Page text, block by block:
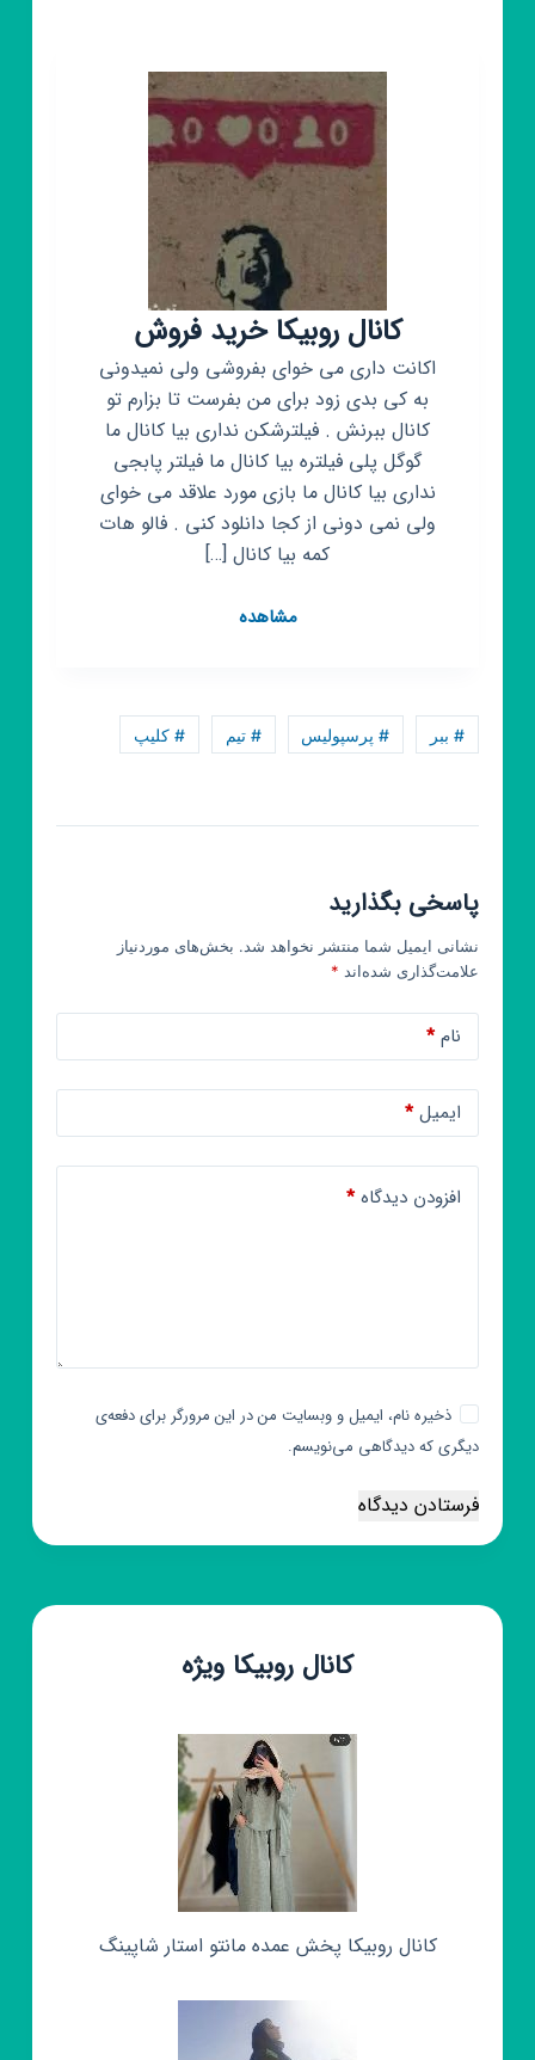
کانال روبیکا خرید فروش
اکانت داری می خوای بفروشی ولی نمیدونی
به کی بدی زود برای من بفرست تا بزارم تو
کانال ببرنش . فیلترشکن نداری بیا کانال ما
گوگل پلی فیلتره بیا کانال ما فیلتر پابجی
نداری بیا کانال ما بازی مورد علاقد می خوای
ولی نمی دونی از کجا دانلود کنی . فالو هات
کمه بیا کانال […]
مشاهدهکانال
# ببر # پرسپولیس # تیم # کلیپ
پاسخی بگذارید
نشانی ایمیل شما منتشر نخواهد شد. بخش‌های موردنیاز
علامت‌گذاری شده‌اند *
نام*
ایمیل*
افزودن دیدگاه*
ذخیره نام، ایمیل و وبسایت من در این مرورگر برای دفعه‌ی
دیگری که دیدگاهی می‌نویسم.
فرستادن دیدگاه
کانال روبیکا ویژه
کانال روبیکا پخش عمده مانتو استار شاپینگ